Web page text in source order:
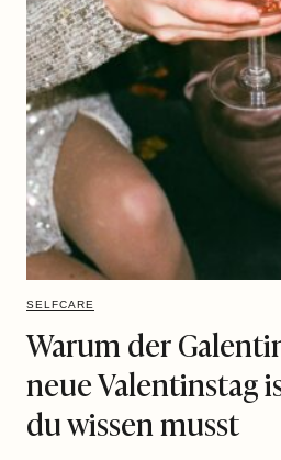
SELFCARE
Warum der
neue Valentinstag
du wissen musst